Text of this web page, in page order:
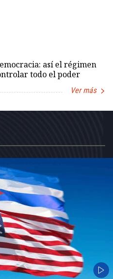
así el régimen
todo el poder
Ver más